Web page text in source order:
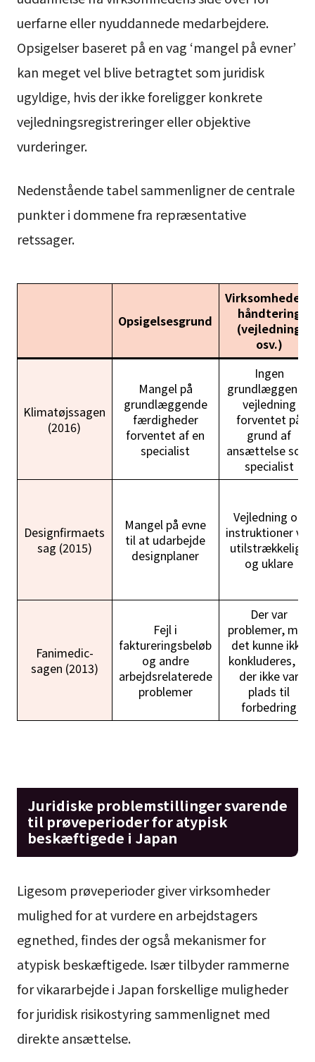
uerfarne eller nyuddannede medarbejdere.
Opsigelser baseret på en vag ‘mangel på evner’
kan meget vel blive betragtet som juridisk
ugyldige, hvis der ikke foreligger konkrete
vejledningsregistreringer eller objektive
vurderinger.
Nedenstående tabel sammenligner de centrale
punkter i dommene fra repræsentative
retssager.
Opsigelsesgrund
Virksomhedens
håndtering
(vejledning
osv.)
Klimatøjssagen
(2016)
Mangel på
grundlæggende
færdigheder
forventet af en
specialist
Ingen
grundlæggende
vejledning
forventet på
grund af
ansættelse som
specialist
Designfirmaets
sag (2015)
Mangel på evne
til at udarbejde
designplaner
Vejledning og
instruktioner var
utilstrækkelige
og uklare
Fanimedic-
sagen (2013)
Fejl i
faktureringsbeløb
og andre
arbejdsrelaterede
problemer
Der var
problemer, men
det kunne ikke
konkluderes, at
der ikke var
plads til
forbedring
Juridiske problemstillinger svarende
til prøveperioder for atypisk
beskæftigede i Japan
Ligesom prøveperioder giver virksomheder
mulighed for at vurdere en arbejdstagers
egnethed, findes der også mekanismer for
atypisk beskæftigede. Især tilbyder rammerne
for vikararbejde i Japan forskellige muligheder
for juridisk risikostyring sammenlignet med
direkte ansættelse.